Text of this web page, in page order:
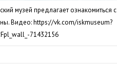
музей предлагает ознакомиться с
Видео: https://vk.com/iskmuseum?
71432156